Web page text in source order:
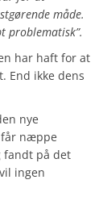
måde.
problematisk”.
har haft for at
End ikke dens
nye
næppe
fandt på det
ingen